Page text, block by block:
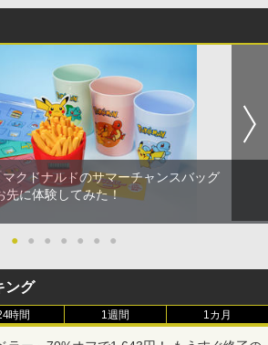
クドナルドのサマーチャンスバッグ
先に体験してみた！
● ● ● ● ● ● ●
ング
時間 1週間 1カ月